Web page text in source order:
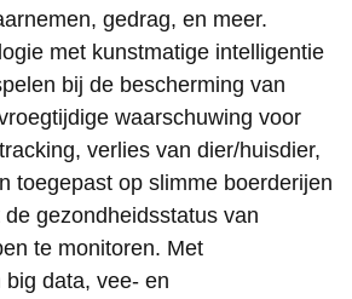
gedrag, en meer.
met kunstmatige intelligentie
bij de bescherming van
waarschuwing voor
verlies van dier/huisdier,
toegepast op slimme boerderijen
gezondheidsstatus van
te monitoren. Met
data, vee- en